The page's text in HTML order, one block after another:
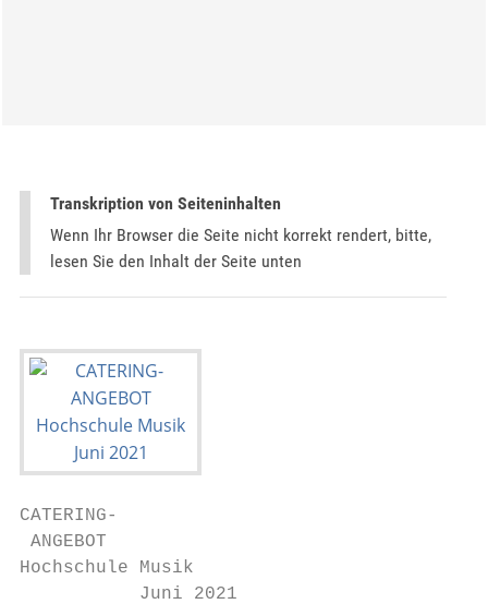
Transkription von Seiteninhalten
Wenn Ihr Browser die Seite nicht korrekt rendert, bitte,
lesen Sie den Inhalt der Seite unten
CATERING-
ANGEBOT
Hochschule Musik
           Juni 2021